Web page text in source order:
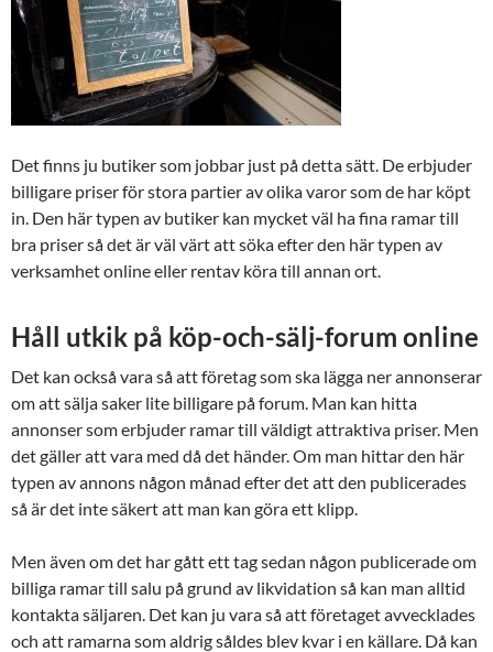
Det finns ju butiker som jobbar just på detta sätt. De erbjuder
billigare priser för stora partier av olika varor som de har köpt
in. Den här typen av butiker kan mycket väl ha fina ramar till
bra priser så det är väl värt att söka efter den här typen av
verksamhet online eller rentav köra till annan ort.
Håll utkik på köp-och-sälj-forum online
Det kan också vara så att företag som ska lägga ner annonserar
om att sälja saker lite billigare på forum. Man kan hitta
annonser som erbjuder ramar till väldigt attraktiva priser. Men
det gäller att vara med då det händer. Om man hittar den här
typen av annons någon månad efter det att den publicerades
så är det inte säkert att man kan göra ett klipp.
Men även om det har gått ett tag sedan någon publicerade om
billiga ramar till salu på grund av likvidation så kan man alltid
kontakta säljaren. Det kan ju vara så att företaget avvecklades
och att ramarna som aldrig såldes blev kvar i en källare. Då kan